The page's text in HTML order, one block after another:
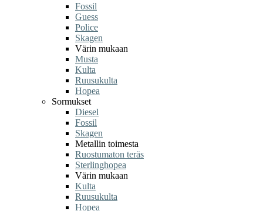
Fossil
Guess
Police
Skagen
Värin mukaan
Musta
Kulta
Ruusukulta
Hopea
Sormukset
Diesel
Fossil
Skagen
Metallin toimesta
Ruostumaton teräs
Sterlinghopea
Värin mukaan
Kulta
Ruusukulta
Hopea